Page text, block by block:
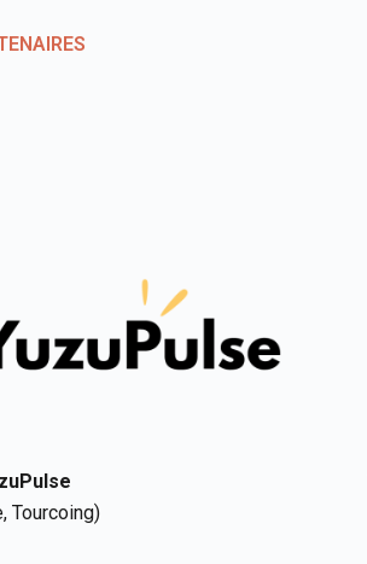
Tourcoing)